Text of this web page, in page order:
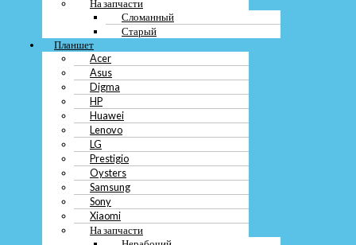
На запчасти
Сломанный
Старый
Планшет
Acer
Asus
Digma
HP
Huawei
Lenovo
LG
Prestigio
Oysters
Samsung
Sony
Xiaomi
На запчасти
Motorola
Спутниковый
Alcatel One Touch
На запчасти
Нерабочий
Сломанный
Старый
Ноутбук
Asus
Xiaomi
GIGABYTE